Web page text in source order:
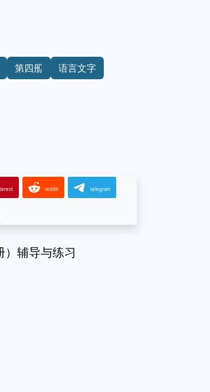
第四册
语言文字
reddit telegram
辅导与练习